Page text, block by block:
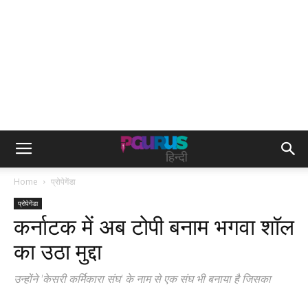
Home प्रोपेगेंडा
प्रोपेगेंडा
कर्नाटक में अब टोपी बनाम भगवा शॉल
का उठा मुद्दा
उन्होंने 'केसरी कर्मिकारा संघ' के नाम से एक संघ भी बनाया है जिसका